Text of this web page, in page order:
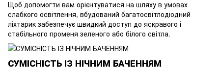
Щоб допомогти вам орієнтуватися на шляху в умовах
слабкого освітлення, вбудований багатосвітлодіодний
ліхтарик забезпечує швидкий доступ до яскравого і
стабільного променя зеленого або білого світла.
СУМІСНІСТЬ ІЗ НІЧНИМ БАЧЕННЯМ